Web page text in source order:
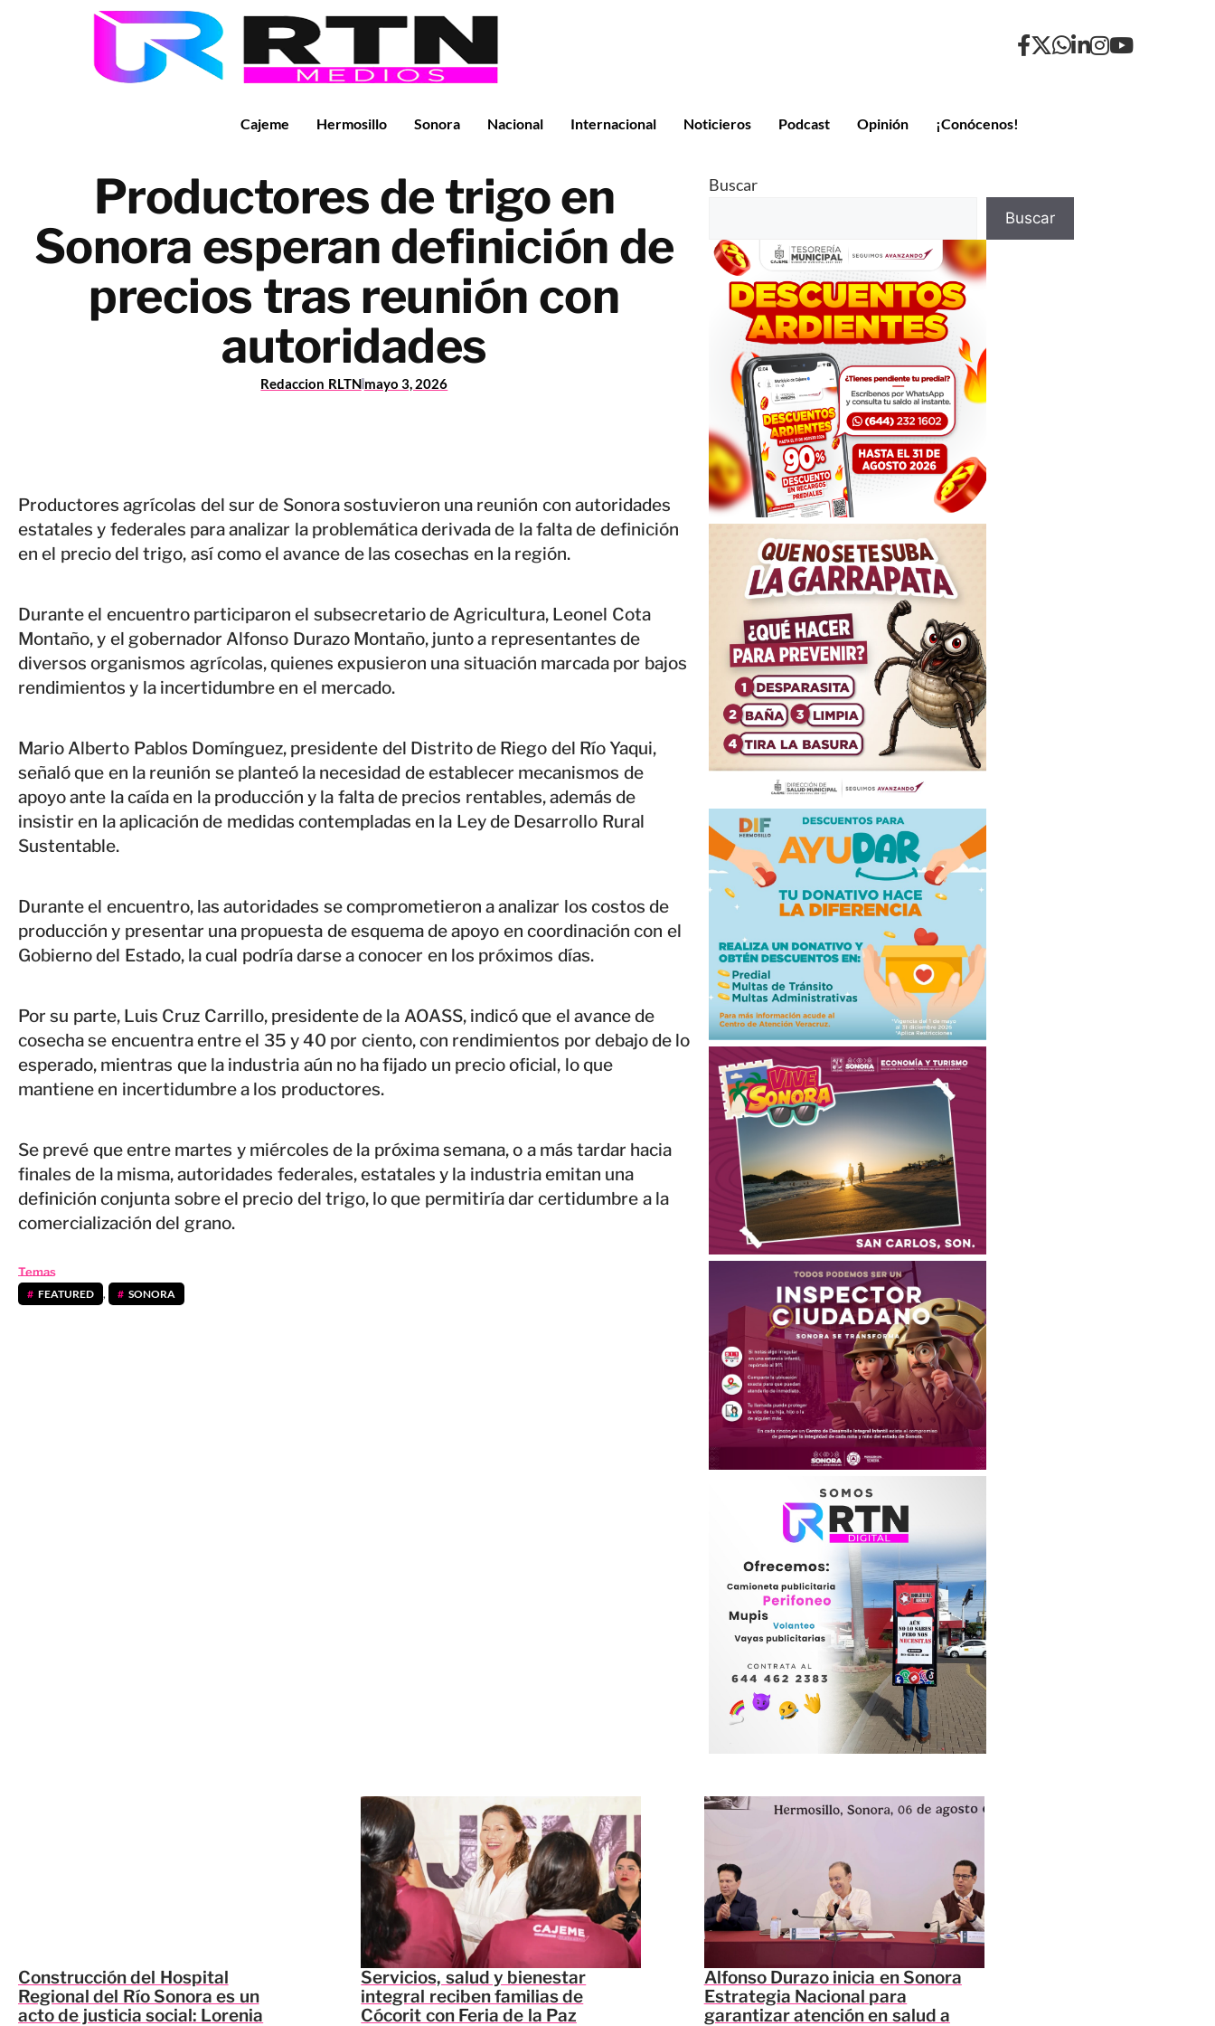
Cajeme Hermosillo Sonora Nacional Internacional Noticieros Podcast Opinión ¡Conócenos!
Productores de trigo en
Sonora esperan definición de
precios tras reunión con
autoridades
Redaccion RLTNmayo 3, 2026
Productores agrícolas del sur de Sonora sostuvieron una reunión con autoridades
estatales y federales para analizar la problemática derivada de la falta de definición
en el precio del trigo, así como el avance de las cosechas en la región.
Durante el encuentro participaron el subsecretario de Agricultura, Leonel Cota
Montaño, y el gobernador Alfonso Durazo Montaño, junto a representantes de
diversos organismos agrícolas, quienes expusieron una situación marcada por bajos
rendimientos y la incertidumbre en el mercado.
Mario Alberto Pablos Domínguez, presidente del Distrito de Riego del Río Yaqui,
señaló que en la reunión se planteó la necesidad de establecer mecanismos de
apoyo ante la caída en la producción y la falta de precios rentables, además de
insistir en la aplicación de medidas contempladas en la Ley de Desarrollo Rural
Sustentable.
Durante el encuentro, las autoridades se comprometieron a analizar los costos de
producción y presentar una propuesta de esquema de apoyo en coordinación con el
Gobierno del Estado, la cual podría darse a conocer en los próximos días.
Por su parte, Luis Cruz Carrillo, presidente de la AOASS, indicó que el avance de
cosecha se encuentra entre el 35 y 40 por ciento, con rendimientos por debajo de lo
esperado, mientras que la industria aún no ha fijado un precio oficial, lo que
mantiene en incertidumbre a los productores.
Se prevé que entre martes y miércoles de la próxima semana, o a más tardar hacia
finales de la misma, autoridades federales, estatales y la industria emitan una
definición conjunta sobre el precio del trigo, lo que permitiría dar certidumbre a la
comercialización del grano.
Temas
FEATURED , SONORA
Buscar
Buscar
Construcción del Hospital
Regional del Río Sonora es un
acto de justicia social: Lorenia
Servicios, salud y bienestar
integral reciben familias de
Cócorit con Feria de la Paz
Alfonso Durazo inicia en Sonora
Estrategia Nacional para
garantizar atención en salud a